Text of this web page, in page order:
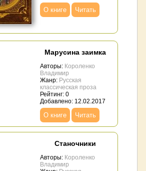
О книге Читать
Марусина заимка
Авторы: Короленко
Владимир
Жанр: Русская
классическая проза
Рейтинг: 0
Добавлено: 12.02.2017
О книге Читать
Станочники
Авторы: Короленко
Владимир